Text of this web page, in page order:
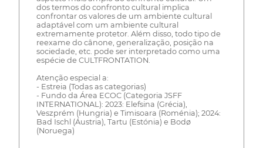
dos termos do confronto cultural implica
confrontar os valores de um ambiente cultural
adaptável com um ambiente cultural
extremamente protetor. Além disso, todo tipo de
reexame do cânone, generalização, posição na
sociedade, etc. pode ser interpretado como uma
espécie de CULTFRONTATION.
Atenção especial a:
- Estreia (Todas as categorias)
- Fundo da Área ECOC (Categoria JSFF
INTERNATIONAL): 2023: Elefsina (Grécia),
Veszprém (Hungria) e Timisoara (Roménia); 2024:
Bad Ischl (Áustria), Tartu (Estónia) e Bodø
(Noruega)